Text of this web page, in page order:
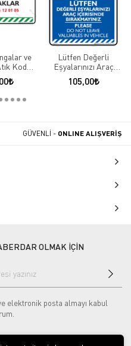
ve
Kodu:
05
Lütfen Değerli
Eşyalarınızı Araç
İçerisinde
Bırakmayınız
105,00
GÜVENLİ - ONLINE ALIŞVERİŞ
OLMAK İÇİN
elektronik posta almayı kabul